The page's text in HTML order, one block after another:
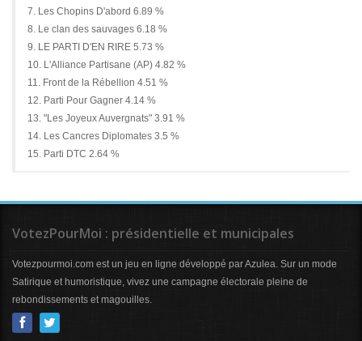
7. Les Chopins D'abord 6.89 %
8. Le clan des sauvages 6.18 %
9. LE PARTI D'EN RIRE 5.73 %
10. L'Alliance Partisane (AP) 4.82 %
11. Front de la Rébellion 4.51 %
12. Parti Pour Gagner 4.14 %
13. "Les Joyeux Auvergnats" 3.91 %
14. Les Cancres Diplomates 3.5 %
15. Parti DTC 2.64 %
VotezPourMoi : présidentielle et municipales
Votezpourmoi.com est un jeu en ligne développé par Azulea. Sur un mode
Satirique et humoristique, vivez une campagne électorale pleine de
rebondissements et magouilles.